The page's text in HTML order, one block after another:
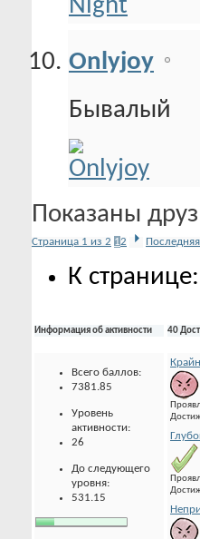
Onlyjoy
Бывалый
Показаны
Страница 1 из 2 12 Последняя
К странице:
Информация об активности
Всего баллов:
7381.85
Уровень
активности:
26
До следующего
уровня:
531.15
40